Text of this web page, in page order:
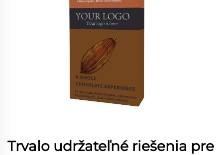
Trvalo udržateľné riešenia pre